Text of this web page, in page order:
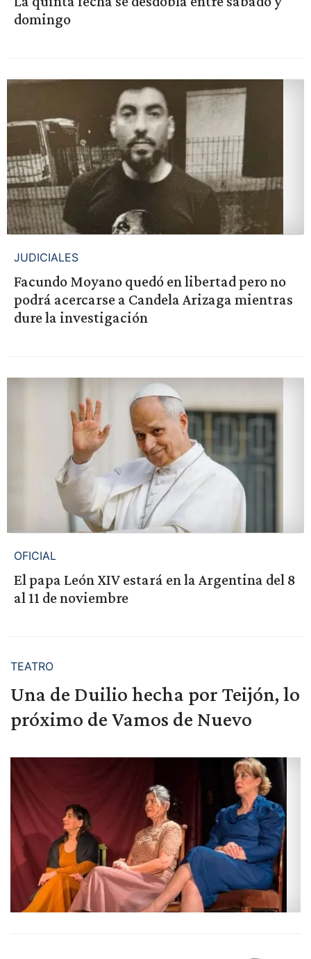
domingo
JUDICIALES
Facundo Moyano quedó en libertad pero no
podrá acercarse a Candela Arizaga mientras
dure la investigación
OFICIAL
El papa León XIV estará en la Argentina del 8
al 11 de noviembre
TEATRO
Una de Duilio hecha por Teijón, lo
próximo de Vamos de Nuevo